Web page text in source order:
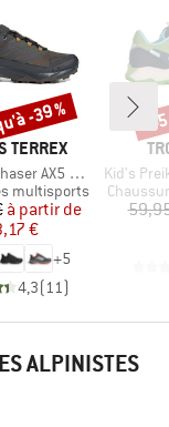
TERREX
GORE-TEX
multisports
Prix
Prix réduit
à partir de
€
+5
4,3(11 )
-39 %
Article
Kid's
Product
-
ALPINISTES